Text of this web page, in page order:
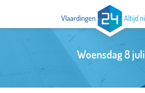
Woensdag 8 juli